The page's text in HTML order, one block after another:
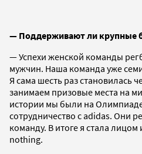
— Поддерживают ли крупные
— Успехи женской команды
мужчин. Наша команда уже
Я сама шесть раз становилась
занимаем призовые места на
истории мы были на
сотрудничество с adidas. Они
команду. В итоге я стала
nothing.